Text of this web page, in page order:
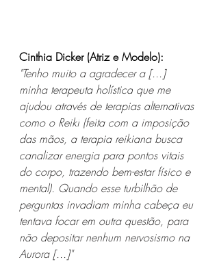
Cinthia Dicker (Atriz e Modelo):
"Tenho muito a agradecer a [...]
minha terapeuta holística que me
ajudou através de terapias alternativas
como o Reiki (feita com a imposição
das mãos, a terapia reikiana busca
canalizar energia para pontos vitais
do corpo, trazendo bem-estar físico e
mental). Quando esse turbilhão de
perguntas invadiam minha cabeça eu
tentava focar em outra questão, para
não depositar nenhum nervosismo na
Aurora [...]"